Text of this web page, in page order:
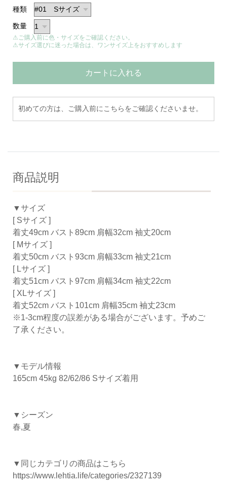
種類
数量
⚠ご購入前に色・サイズをご確認ください。
⚠サイズ選びに迷った場合は、ワンサイズ上をおすすめします
カートに入れる
初めての方は、ご購入前にこちらをご確認くださいませ。
商品説明
▼サイズ
[ Sサイズ ]
着丈49cm バスト89cm 肩幅32cm 袖丈20cm
[ Mサイズ ]
着丈50cm バスト93cm 肩幅33cm 袖丈21cm
[ Lサイズ ]
着丈51cm バスト97cm 肩幅34cm 袖丈22cm
[ XLサイズ ]
着丈52cm バスト101cm 肩幅35cm 袖丈23cm
※1-3cm程度の誤差がある場合がございます。予めご
了承ください。
▼モデル情報
165cm 45kg 82/62/86 Sサイズ着用
▼シーズン
春,夏
▼同じカテゴリの商品はこちら
https://www.lehtia.life/categories/2327139